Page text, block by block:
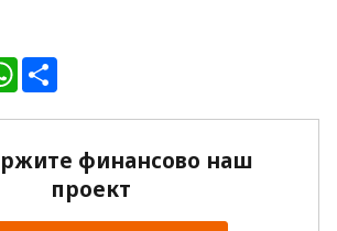
WhatsApp
финансово наш
проект